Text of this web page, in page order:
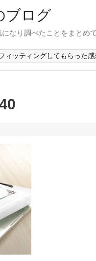
ブログ
なり調べたことをまとめ
ィッティングしてもらった感